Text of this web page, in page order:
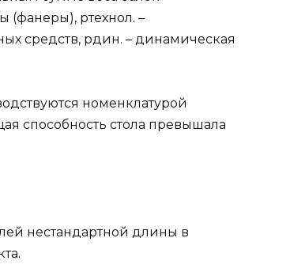
(фанеры), pтехнол. –
средств, pдин. – динамическая
номенклатурой
способность стола превышала
нестандартной длины в